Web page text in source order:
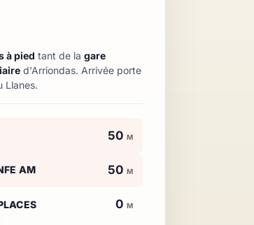
à pied tant de lagare
d'Arriondas. Arrivée porte
Llanes.
50 M
AM 50 M
0 M